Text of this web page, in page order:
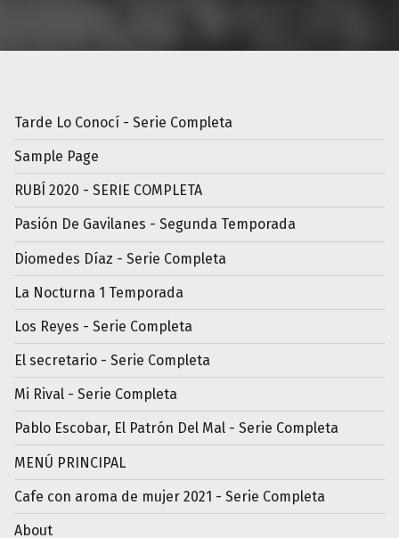
Tarde Lo Conocí - Serie Completa
Sample Page
RUBÍ 2020 - SERIE COMPLETA
Pasión De Gavilanes - Segunda Temporada
Diomedes Díaz - Serie Completa
La Nocturna 1 Temporada
Los Reyes - Serie Completa
El secretario - Serie Completa
Mi Rival - Serie Completa
Pablo Escobar, El Patrón Del Mal - Serie Completa
MENÚ PRINCIPAL
Cafe con aroma de mujer 2021 - Serie Completa
About